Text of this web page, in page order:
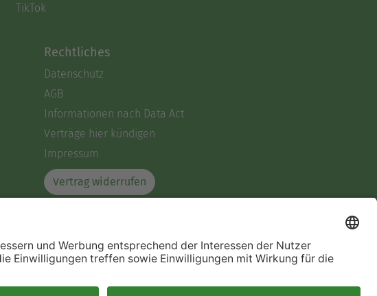
TikTok
Rechtliches
Datenschutz
AGB
Informationen nach Data Act
Verträge hier kündigen
Impressum
Vertrag widerrufen